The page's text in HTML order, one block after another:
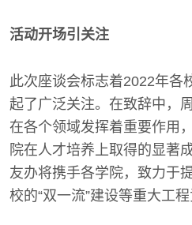
活动开场引关注
此次座谈会标志着2022年各
起了广泛关注。在致辞中，
在各个领域发挥着重要作用
院在人才培养上取得的显著
友办将携手各学院，致力于
校的“双一流”建设等重大工